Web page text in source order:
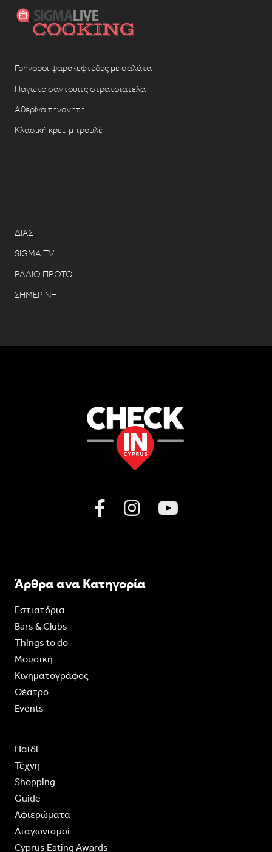
Γρήγοροι ψαροκεφτέδες με σαλάτα
Παγωτό σάντουιτς στρατσιατέλα
Αθερίνα τηγανητή
Κλασική κρεμ μπρουλέ
ΔΙΑΣ
SIGMA TV
ΡΑΔΙΟ ΠΡΩΤΟ
ΣΗΜΕΡΙΝΗ
Άρθρα ανα Κατηγορία
Εστιατόρια
Bars & Clubs
Things to do
Moυσική
Κινηματογράφος
Θέατρο
Events
Παιδί
Τέχνη
Shopping
Guide
Aφιερώματα
Διαγωνισμοί
Cyprus Eating Awards